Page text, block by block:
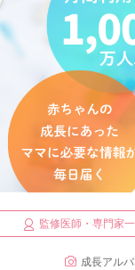
監修医師・専門家
成長アル